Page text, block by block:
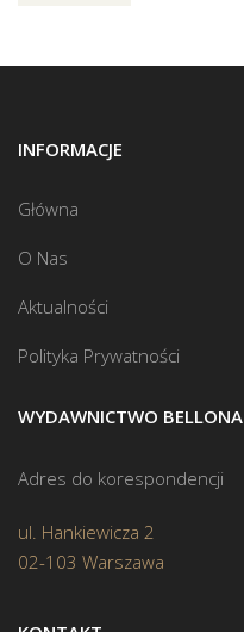
INFORMACJE
Główna
O Nas
Aktualności
Polityka Prywatności
WYDAWNICTWO BELLONA
Adres do korespondencji
ul. Hankiewicza 2
02-103 Warszawa